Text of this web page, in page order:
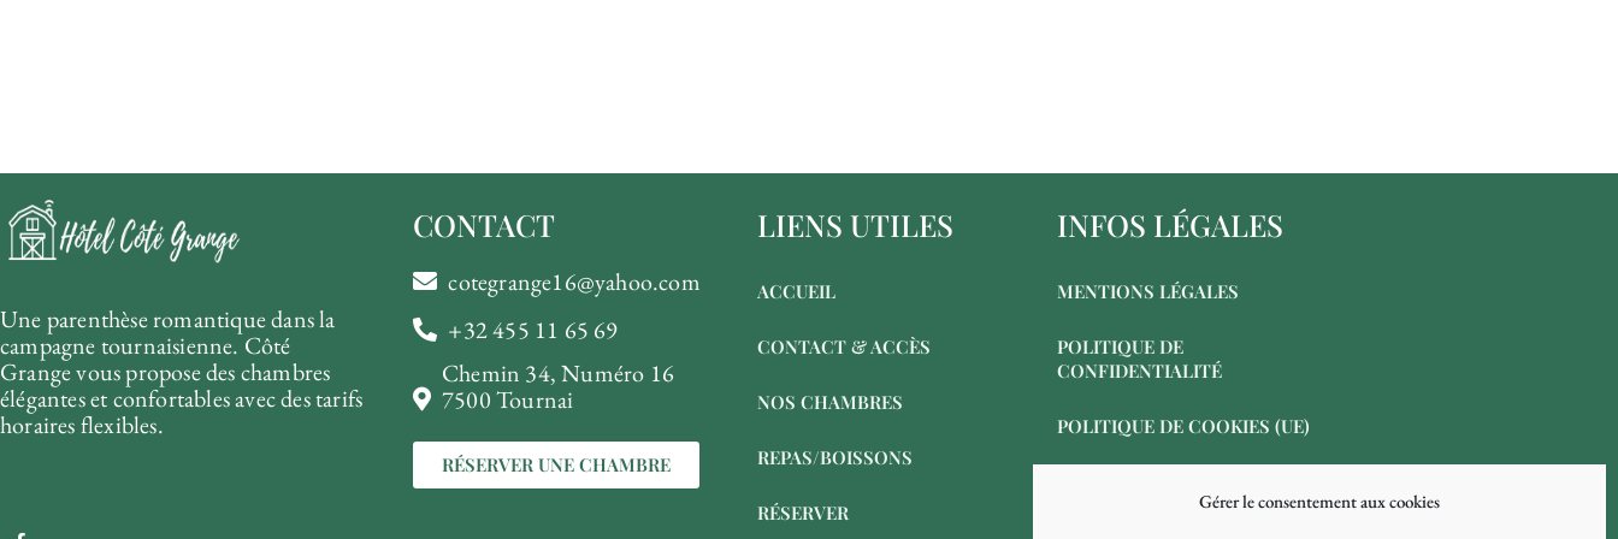
Gérer le consentement aux cookies
Une parenthèse romantique dans la
campagne tournaisienne. Côté
Grange vous propose des chambres
élégantes et confortables avec des tarifs
horaires flexibles.
CONTACT
cotegrange16@yahoo.com
+32 455 11 65 69
Chemin 34, Numéro 16
7500 Tournai
RÉSERVER UNE CHAMBRE
LIENS UTILES
ACCUEIL
CONTACT & ACCÈS
NOS CHAMBRES
REPAS/BOISSONS
RÉSERVER
INFOS LÉGALES
MENTIONS LÉGALES
POLITIQUE DE
CONFIDENTIALITÉ
POLITIQUE DE COOKIES (UE)